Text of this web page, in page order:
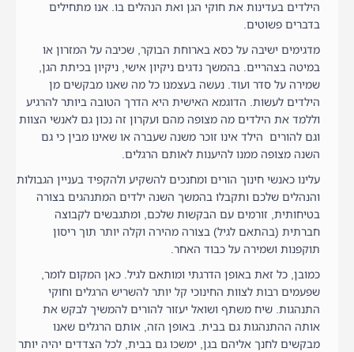
הילדים בעדינות את חוקי הגן ואת הנהלים בו. אנו מתחילים
בדברים פשוטים.
מדגימים ישיבה על כסא בארוחת הבוקר, שכיבה על המזרון או
במיטה בצהריים. בהמשך נדגים ניקיון אישי, ניקיון בכיתת הגן,
שמירה על סדר ועוד. נעשה בעצמנו כל מה שאנו מבקשים מן
הילדים לעשות. הדוגמא האישית היא הדרך הטובה ביותר להרגיע
וללמד את הילדים מה מצופה מהם ועקרון זה נכון גם לאנשי הצוות
וגם להורים הילד אינו זוכר משנה שעברה או שאינו מבין כי גם
השנה מצופה ממנו להיענות לאותם הרגלים.
עלינו כאנשי חינוך הורים ומחנכים להשקיע ולהקפיד בעניין הגבולות
והנהלים שלכם ותקבלו בהמשך השנה ילדים המתנהגים בצורה
בטיחותית, זורמים עם הבקשות שלכם, ומתגבשים לקבוצה
חברתית (בהתאם לגיל) בצורה מהירה וקלה יותר תוך ריסון
תוקפנות ושמירה על כבוד האחר.
כמובן, כל זאת באופן הדרגתי ומותאם לגיל. כאן המקום לומר,
שפעמים רבות לצוות החינוכי קל יותר להשריש הרגלים וחוקי
התנהגות. שיח משתף ושואל יעזור להורים להמשיך לבקש את
אותה ההתנהגות גם בבית. באופן הזה, אותם הרגלים שאנו
מבקשים לחנך אליהם בגן, ימשכו גם בבית, לכל הצדדים יהיה יותר